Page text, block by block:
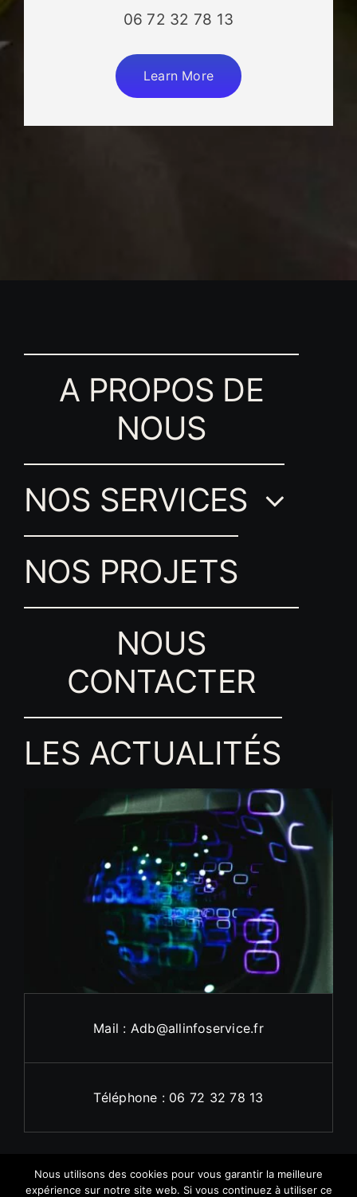
06 72 32 78 13
Learn More
A PROPOS DE
NOUS
NOS SERVICES
NOS PROJETS
NOUS
CONTACTER
LES ACTUALITÉS
Mail : Adb@allinfoservice.fr
Téléphone : 06 72 32 78 13
Nous utilisons des cookies pour vous garantir la meilleure
expérience sur notre site web. Si vous continuez à utiliser ce